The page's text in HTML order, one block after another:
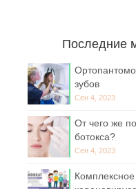
Последние
зубов
Сен 4, 2023
От чего же
ботокса?
Сен 4, 2023